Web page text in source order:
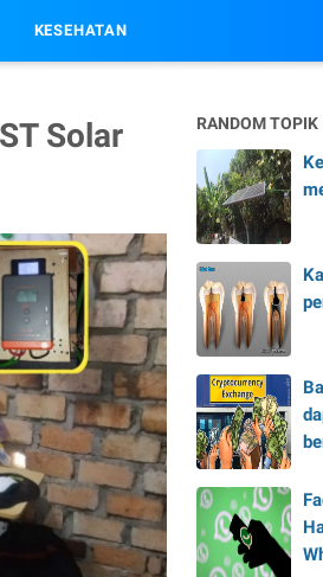
KESEHATAN
Solar RANDOM TOPIK